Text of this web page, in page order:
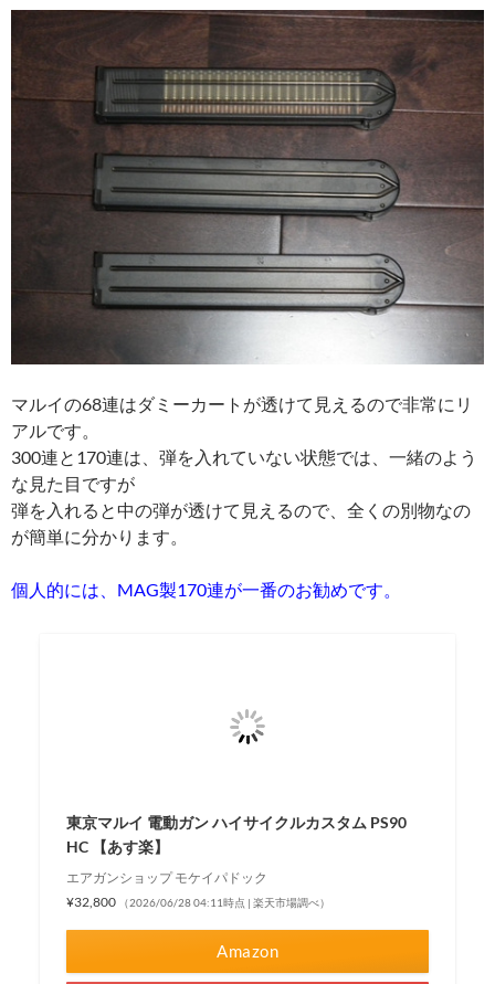
マルイの68連はダミーカートが透けて見えるので非常にリ
300連と170連は、弾を入れていない状態では、一緒のよう
な見た目ですが
弾を入れると中の弾が透けて見えるので、全くの別物なの
が簡単に分かります。
個人的には、MAG製170連が一番のお勧めです。
エアガンショップ モケイパドック
¥32,800（2026/06/28 04:11時点 | 楽天市場調べ）
Amazon
楽天市場